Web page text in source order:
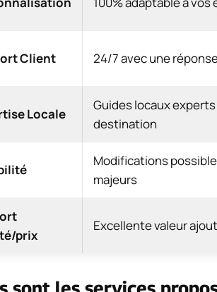
Client 24/7 avec une
Locale
Guides locaux
destination
Modifications
majeurs
prix
Excellente valeur